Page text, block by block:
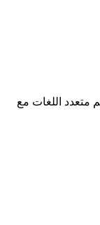
متعدد اللغات مع